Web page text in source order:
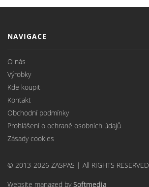
NAVIGACE
O nás
Výrobky
Kde koupit
Kontakt
Obchodní podmínky
Prohlášení o ochraně osobních údajů
Zásady cookies
© 2013-2026 ZASPAS | All RIGHTS RESERVED
Website managed bySoftmedia